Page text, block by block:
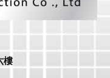
樓